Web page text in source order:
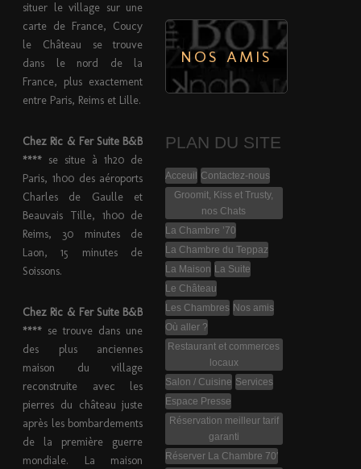
situer le village sur une
carte de France, Coucy
le Château se trouve
dans le nord de la
France, plus exactement
entre Paris, Reims et Lille.
Chez Ric & Fer Suite B&B
**** se situe à 1h20 de
Paris, 1h00 des aéroports
Charles de Gaulle et
Beauvais Tille, 1h00 de
Reims, 30 minutes de
Laon, 15 minutes de
Soissons.
Chez Ric & Fer Suite B&B
**** se trouve dans une
des plus anciennes
maison du village
reconstruite avec les
pierres du château juste
après les bombardements
de la première guerre
mondiale. La maison
NOS AMIS
PLAN DU SITE
Acceuil
Contactez-nous
Groomit, Kiss et Trusty,
nos Chats
La Chambre ’70
La Chambre du Teppaz
La Maison La Suite
Le Château
Les Chambres Nos amis
Où aller ?
Restaurant et commerces
locaux
Salon / Cuisine Services
Espace Presse
Réservation meilleur tarif
garanti
Réserver La Chambre 70′